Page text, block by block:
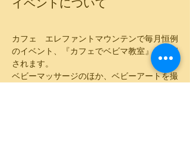
イベントについて
カフェ　エレファントマウンテンで毎月恒例
のイベント、『カフェでベビマ教室』が開催
されます。
ベビーマッサージのほか、ベビーアートを撮